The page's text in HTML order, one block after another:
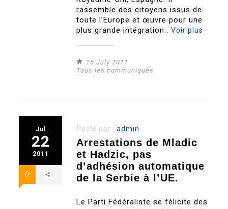
rassemble des citoyens issus de
toute l’Europe et œuvre pour une
plus grande intégration..Voir plus
15 July 2011
Tous les communiqués
Jul
22
2011
0
Posté par :admin
Arrestations de Mladic
et Hadzic, pas
d’adhésion automatique
de la Serbie à l’UE.
Le Parti Fédéraliste se félicite des